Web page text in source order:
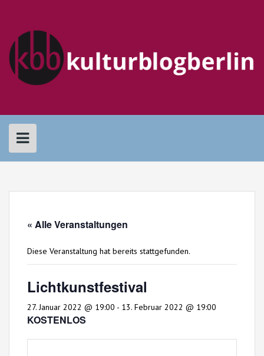
« Alle Veranstaltungen
Diese Veranstaltung hat bereits stattgefunden.
Lichtkunstfestival
27. Januar 2022 @ 19:00 - 13. Februar 2022 @ 19:00
KOSTENLOS